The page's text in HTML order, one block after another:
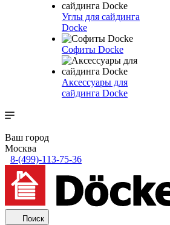
Углы для сайдинга
Docke
Софиты Docke
Аксессуары для
сайдинга Docke
Ваш город
Москва
8-(499)-113-75-36
Поиск